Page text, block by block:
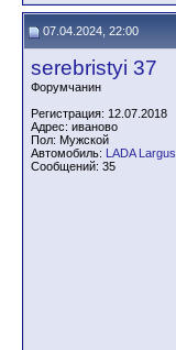
07.04.2024, 22:00
serebristyi 37
Форумчанин
Регистрация: 12.07.2018
Адрес: иваново
Пол: Мужской
Автомобиль: LADA Largus
Сообщений: 35